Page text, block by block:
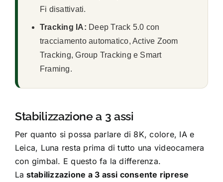
Fi disattivati.
Tracking IA: Deep Track 5.0 con
tracciamento automatico, Active Zoom
Tracking, Group Tracking e Smart
Framing.
Stabilizzazione a 3 assi
Per quanto si possa parlare di 8K, colore, IA e
Leica, Luna resta prima di tutto una videocamera
con gimbal. E questo fa la differenza.
La stabilizzazione a 3 assi consente riprese